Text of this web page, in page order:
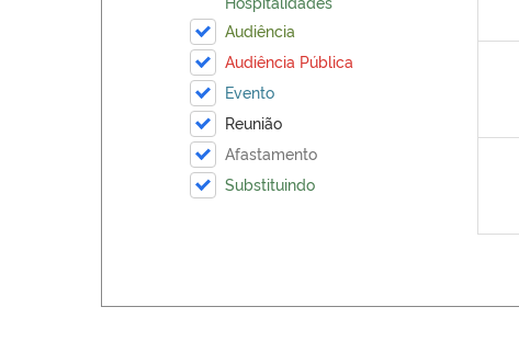
Audiência
Audiência Pública
Evento
Reunião
Afastamento
Substituindo